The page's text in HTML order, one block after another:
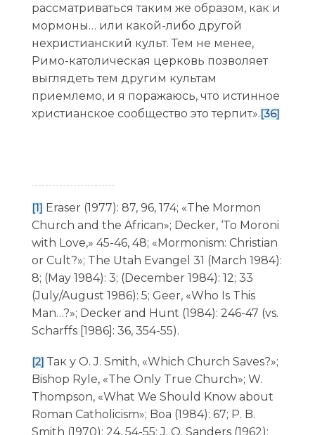
рассматриваться таким же образом, как и
мормоны… или какой-либо другой
нехристианский культ. Тем не менее,
Римо-католическая церковь позволяет
выглядеть тем другим культам
приемлемо, и я поражаюсь, что истинное
христианское сообщество это терпит».[36]
[1] Eraser (1977): 87, 96, 174; «The Mormon
Church and the African»; Decker, ‘To Moroni
with Love,» 45-46, 48; «Mormonism: Christian
or Cult?»; The Utah Evangel 31 (March 1984):
8; (May 1984): 3; (December 1984): 12; 33
(July/August 1986): 5; Geer, «Who Is This
Man…?»; Decker and Hunt (1984): 246-47 (vs.
Scharffs [1986]: 36, 354-55).
[2] Так у O. J. Smith, «Which Church Saves?»;
Bishop Ryle, «The Only True Church»; W.
Thompson, «What We Should Know about
Roman Catholicism»; Boa (1984): 67; P. B.
Smith (1970): 24, 54-55; J. O. Sanders (1962):